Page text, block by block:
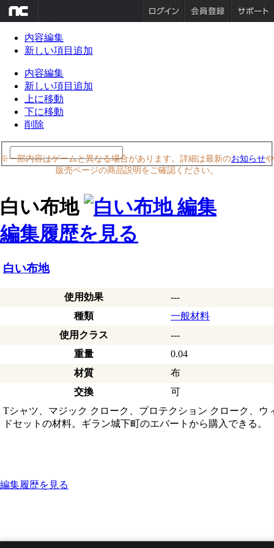
内容編集
新しい項目追加
内容編集
新しい項目追加
上に移動
下に移動
削除
※一部内容はゲームと異なる場合があります。詳細は最新のお知らせや
販売ページの商品説明をご確認ください。
白い布地
編集履歴を見る
白い布地
使用効果
---
種類
一般材料
使用クラス
---
重量
0.04
材質
布
交換
可
Tシャツ、マジック クローク、プロテクション クローク、ウ
ドセットの材料。ギラン城下町のエバートから購入できる。
編集履歴を見る